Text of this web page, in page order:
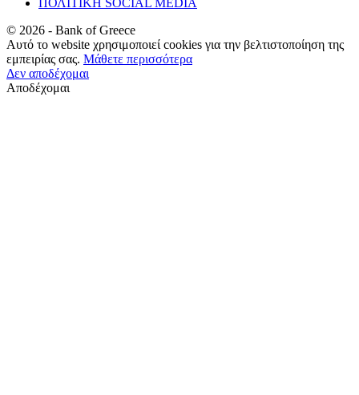
© 2026 - Bank of Greece
Αυτό το website χρησιμοποιεί cookies για την βελτιστοποίηση της
εμπειρίας σας. Μάθετε περισσότερα
Δεν αποδέχομαι
Αποδέχομαι